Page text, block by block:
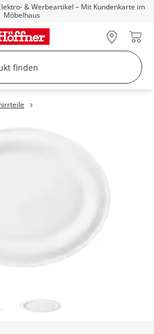
& Werbeartikel – Mit Kundenkarte im
Möbelhaus